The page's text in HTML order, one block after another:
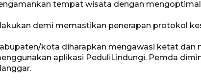
tempat wisata dengan
demi memastikan penerapan protokol
kota diharapkan mengawasi ketat
aplikasi PeduliLindungi. Pemda